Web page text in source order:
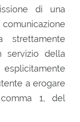
di una
strettamente
servizio della
a erogare
1, del